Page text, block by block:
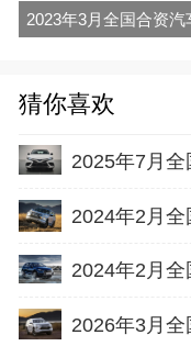
猜你喜欢
2025年7月
2024年2月
2026年3月